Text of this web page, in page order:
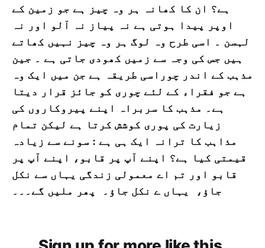
ہے؟ ان کا کھانہ ہر وہ چیز ہے جو زمین کے
اوپر پیدا ہوتی ہے نہ پیاز نہ آلو اور نہ
لہسن ۔ اسی طرح وہ لوگ ہر وہ چیز نہیں کھاتے
ہیں جس کی وجہ سے زمیں کھودی جاتی ہے ۔ جین
مذہب کے اندر چوراسی طریقہ ہے جن میں ایک وہ
ہے جو فقراء کے لئے چوری کو جائز قرار دیتا
ہے۔ مذہب کا سربراہ اپنے پیروکاروں کی
زیارت کی پوری کوشش کرتا ہے لیکن تمام
مذاہب کا ترانہ ایک ہی ہے : سونے سے زیادہ
قیمتی کیا ہے؟ اپنے آپ پر قابو، اپنے آپ پر
قابو اور تم اے معمولی زندگی یہاں سے نکل
جاؤ، یہاں ے نکل جاؤ۔ پھر ملیں گے۔۔۔